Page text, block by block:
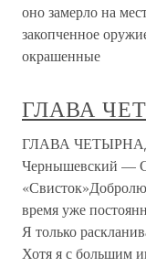
оно замерло на
закопченное
окрашенные
ГЛАВА
ГЛАВА
Чернышевский —
время уже
Я только
Хотя я с большим